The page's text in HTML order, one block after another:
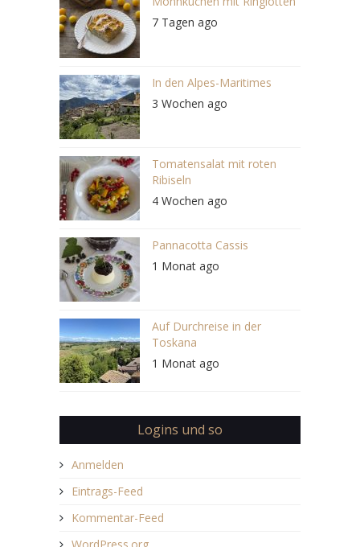
7 Tagen ago
In den Alpes-Maritimes
3 Wochen ago
Tomatensalat mit roten
Ribiseln
4 Wochen ago
Pannacotta Cassis
1 Monat ago
Auf Durchreise in der
Toskana
1 Monat ago
Logins und so
Anmelden
Eintrags-Feed
Kommentar-Feed
WordPress.org